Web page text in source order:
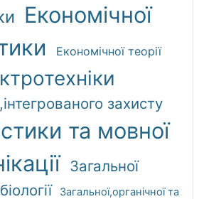
Економічної
Економічної теорії
захисту
та мовної
Загальної
Загальної,органічної та